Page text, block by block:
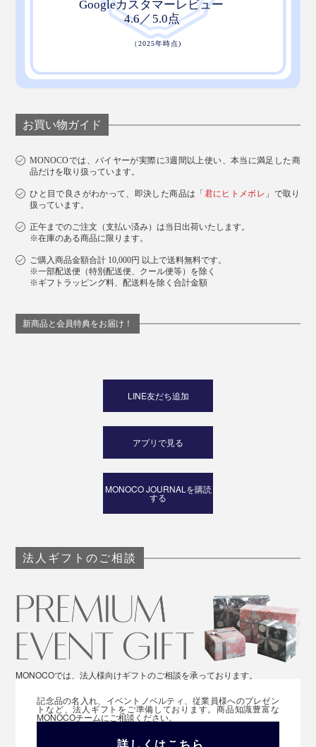
お買い物ガイド
MONOCOでは、バイヤーが実際に3週間以上使い、本当に満足した商
品だけを取り扱っています。
ひと目で良さがわかって、即決した商品は「君にヒトメボレ 」で取り
扱っています。
正午までのご注文（支払い済み）は当日出荷いたします。
※在庫のある商品に限ります。
ご購入商品金額合計 10,000円 以上で送料無料です。
※一部配送便（特別配送便、クール便等）を除く
※ギフトラッピング料、配送料を除く合計金額
新商品と会員特典をお届け！
LINE友だち追加
アプリで見る
MONOCO JOURNALを購読
する
法人ギフトのご相談
MONOCOでは、法人様向けギフトのご相談を承っております。
記念品の名入れ、イベントノベルティ、従業員様へのプレゼン
トなど、法人ギフトをご準備しております。商品知識豊富な
MONOCOチームにご相談ください。
詳しくはこちら